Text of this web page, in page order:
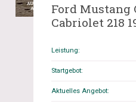
Ford Mustang
Cabriolet 218
Leistung:
Startgebot:
Aktuelles Angebot: